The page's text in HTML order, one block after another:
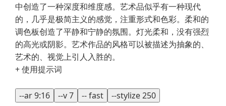
中创造了一种深度和维度感。艺术品似乎有一种现代
的，几乎是极简主义的感觉，注重形式和色彩。柔和的
调色板创造了平静和宁静的氛围。灯光柔和，没有强烈
的高光或阴影。艺术作品的风格可以被描述为抽象的、
艺术的、视觉上引人入胜的。
+ 使用提示词
--ar 9:16 --v 7 -- fast --stylize 250